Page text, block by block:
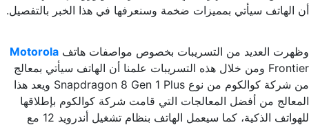
أن الهاتف سيأتي بمميزات ضخمة وسنعرفها في هذا الخبر بالتفصيل.
وظهرت العديد من التسريبات بخصوص مواصفات هاتف Motorola
Frontier ومن خلال هذه التسريبات علمنا أن الهاتف سيأتي بمعالج
من شركة كوالكوم من نوع Snapdragon 8 Gen 1 Plus ويعد هذا
المعالج من أفضل المعالجات التي قامت شركة كوالكوم بإطلاقها
للهواتف الذكية، كما سيعمل الهاتف بنظام تشغيل أندرويد 12 مع